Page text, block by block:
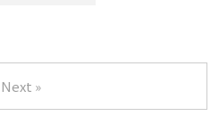
Next »